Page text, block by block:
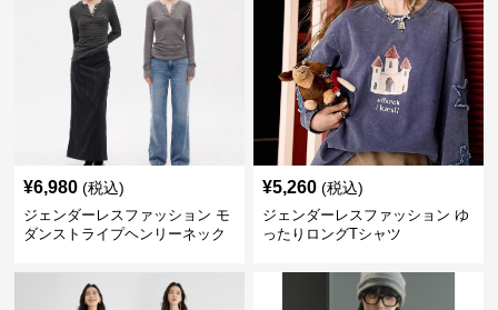
¥6,980 (税込)
ジェンダーレスファッション モ
ダンストライプヘンリーネック
¥5,260 (税込)
ジェンダーレスファッション ゆ
ったりロングTシャツ